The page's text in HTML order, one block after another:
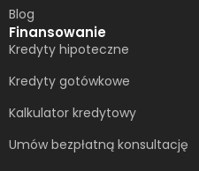
Blog
Finansowanie
Kredyty hipoteczne
Kredyty gotówkowe
Kalkulator kredytowy
Umów bezpłatną konsultację​